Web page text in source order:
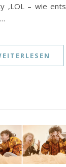
‚LOL – wie